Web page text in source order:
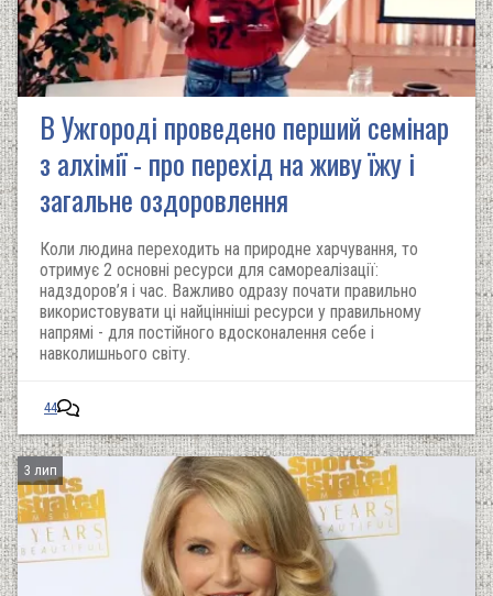
В Ужгороді проведено перший семінар
з алхімії - про перехід на живу їжу і
загальне оздоровлення
Коли людина переходить на природне харчування, то
отримує 2 основні ресурси для самореалізації:
надздоров’я і час. Важливо одразу почати правильно
використовувати ці найцінніші ресурси у правильному
напрямі - для постійного вдосконалення себе і
навколишнього світу.
44
3 лип